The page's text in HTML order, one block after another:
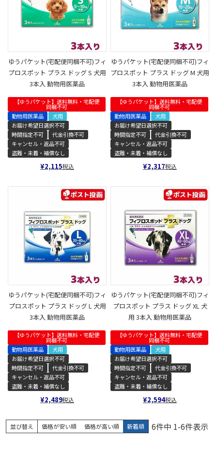
ゆうパケット(宅配便同梱不可)フィ
プロスポット プラス ドッグ S 犬用
3本入 動物用医薬品
【ゆうパケット】送料無料・宅配便
同梱不可
動物用医薬品
犬用
お届け希望日選択不可
時間指定不可
代金引換不可
キャンセル・返品不可
盗難・未着・補償なし
¥2,115税込
ゆうパケット(宅配便同梱不可)フィ
プロスポット プラス ドッグ M 犬用
3本入 動物用医薬品
【ゆうパケット】送料無料・宅配便
同梱不可
動物用医薬品
犬用
お届け希望日選択不可
時間指定不可
代金引換不可
キャンセル・返品不可
盗難・未着・補償なし
¥2,317税込
ゆうパケット(宅配便同梱不可)フィ
プロスポット プラス ドッグ L 犬用
3本入 動物用医薬品
【ゆうパケット】送料無料・宅配便
同梱不可
動物用医薬品
犬用
お届け希望日選択不可
時間指定不可
代金引換不可
キャンセル・返品不可
盗難・未着・補償なし
¥2,489税込
ゆうパケット(宅配便同梱不可)フィ
プロスポット プラス ドッグ XL 犬
用 3本入 動物用医薬品
【ゆうパケット】送料無料・宅配便
同梱不可
動物用医薬品
犬用
お届け希望日選択不可
時間指定不可
代金引換不可
キャンセル・返品不可
盗難・未着・補償なし
¥2,594税込
並び替え 価格が安い順 価格が高い順 新着順 6件中 1-6件表示